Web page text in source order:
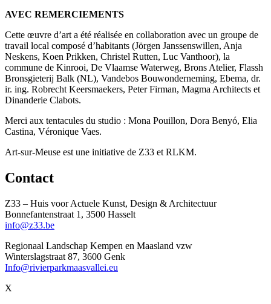
AVEC REMERCIEMENTS
Cette œuvre d’art a été réalisée en collaboration avec un groupe de
travail local composé d’habitants (Jörgen Janssenswillen, Anja
Neskens, Koen Prikken, Christel Rutten, Luc Vanthoor), la
commune de Kinrooi, De Vlaamse Waterweg, Brons Atelier, Flassh
Bronsgieterij Balk (NL), Vandebos Bouwonderneming, Ebema, dr.
ir. ing. Robrecht Keersmaekers, Peter Firman, Magma Architects et
Dinanderie Clabots.
Merci aux tentacules du studio : Mona Pouillon, Dora Benyó, Elia
Castina, Véronique Vaes.
Art-sur-Meuse est une initiative de Z33 et RLKM.
Contact
Z33 – Huis voor Actuele Kunst, Design & Architectuur
Bonnefantenstraat 1, 3500 Hasselt
info@z33.be
Regionaal Landschap Kempen en Maasland vzw
Winterslagstraat 87, 3600 Genk
Info@rivierparkmaasvallei.eu
X